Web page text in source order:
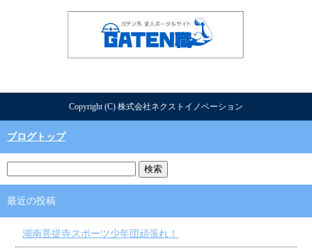
Copyright (C) 株式会社ネクストイノベーション
ブログトップ
最近の投稿
湖南菩提寺スポーツ少年団頑張れ！